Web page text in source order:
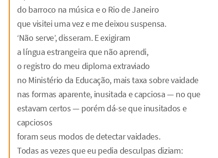
do barroco na música e o Rio de Janeiro
que visitei uma vez e me deixou suspensa.
‘Não serve’, disseram. E exigiram
a língua estrangeira que não aprendi,
o registro do meu diploma extraviado
no Ministério da Educação, mais taxa sobre vaidade
nas formas aparente, inusitada e capciosa — no que
estavam certos — porém dá-se que inusitados e
capciosos
foram seus modos de detectar vaidades.
Todas as vezes que eu pedia desculpas diziam: